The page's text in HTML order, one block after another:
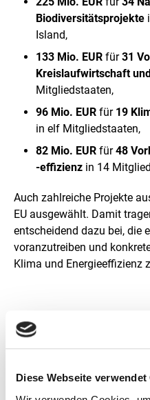
Diese Webseite verwendet
Biodiversitätsprojekte
Island,
133 Mio. EUR für31
Kreislaufwirtschaft
Mitgliedstaaten,
96 Mio. EUR für 19
in elf Mitgliedstaaten,
82 Mio. EUR für48
-effizienz in 14
Auch zahlreiche Projekte
EU ausgewählt. Damit
entscheidend dazu bei, die
voranzutreiben und
Klima und Energieeffizienz
Projektbeispiele
Feldhamsterschutz in
Unterstützung von
Kakao und Kaffee aus